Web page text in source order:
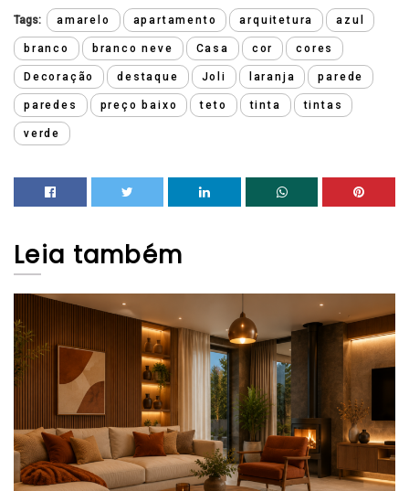
Tags: amarelo apartamento arquitetura azul
branco branco neve Casa cor cores
Decoração destaque Joli laranja parede
paredes preço baixo teto tinta tintas
verde
Leia também